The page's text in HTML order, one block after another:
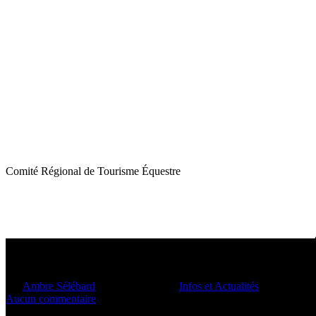
Comité Régional de Tourisme Équestre
Ambre Sélébard Infos et Actualités
Aucun commentaire